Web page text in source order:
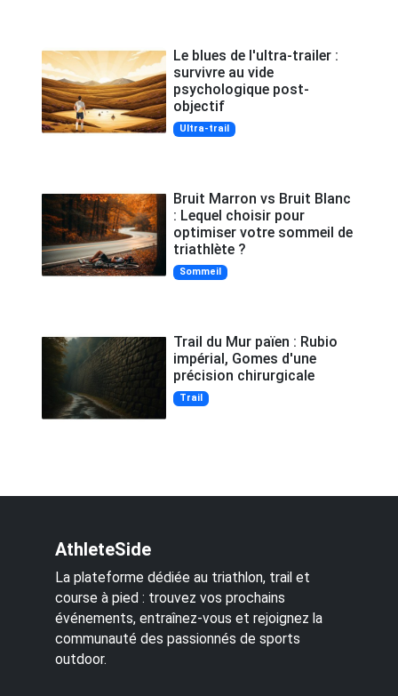
Le blues de l'ultra-trailer :
survivre au vide
psychologique post-
objectif
Ultra-trail
Bruit Marron vs Bruit Blanc
: Lequel choisir pour
optimiser votre sommeil de
triathlète ?
Sommeil
Trail du Mur païen : Rubio
impérial, Gomes d'une
précision chirurgicale
Trail
AthleteSide
La plateforme dédiée au triathlon, trail et
course à pied : trouvez vos prochains
événements, entraînez-vous et rejoignez la
communauté des passionnés de sports
outdoor.